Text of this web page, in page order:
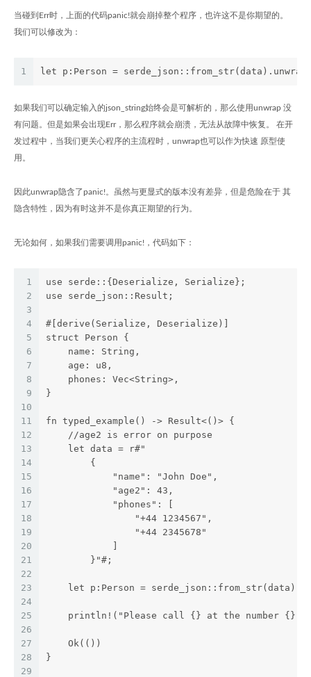
当碰到Err时，上面的代码panic!就会崩掉整个程序，也许这不是你期望的。
我们可以修改为：
1 let p:Person =
如果我们可以确定输入的json_string始终会是可解析的，那么使用unwrap 没
有问题。但是如果会出现Err，那么程序就会崩溃，无法从故障中恢复。 在开
发过程中，当我们更关心程序的主流程时，unwrap也可以作为快速 原型使
用。
因此unwrap隐含了panic!。虽然与更显式的版本没有差异，但是危险在于 其
隐含特性，因为有时这并不是你真正期望的行为。
无论如何，如果我们需要调用panic!，代码如下：
1
2
3
4
5
6
7
8
9
10
11
12
13
14
15
16
17
18
19
20
21
22
23
24
25
26
27
28
29
use serde::{Deserialize, Serialize};
use serde_json::Result;
#[derive(Serialize, Deserialize)]
struct Person {
    name: String,
    age: u8,
    phones: Vec<String>,
}
fn typed_example() -> Result<()> {
    //age2 is error on purpose
    let data = r#"
        {
            "name": "John Doe",
            "age2": 43,
            "phones": [
                "+44 1234567",
                "+44 2345678"
        }"#;
let p:Person =
println!("Please call {} at the number
    Ok(())
}